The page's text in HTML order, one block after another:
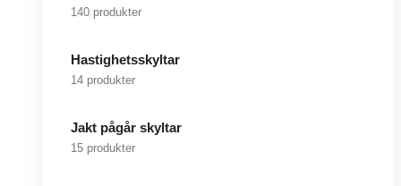
140 produkter
Hastighetsskyltar
14 produkter
Jakt pågår skyltar
15 produkter